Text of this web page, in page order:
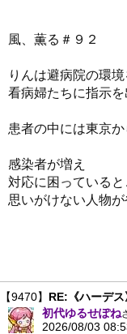
風、薫る＃９２
りんは避病院の環境
看病婦たちに指示を
患者の中には東京
感染者が増え
対応に困っていると
思いがけない人物
【9470】 RE:《ハーデス
初代ゆるせぽね
2026/08/03